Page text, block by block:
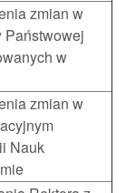
zmian w
Państwowej
w
zmian w
Nauk